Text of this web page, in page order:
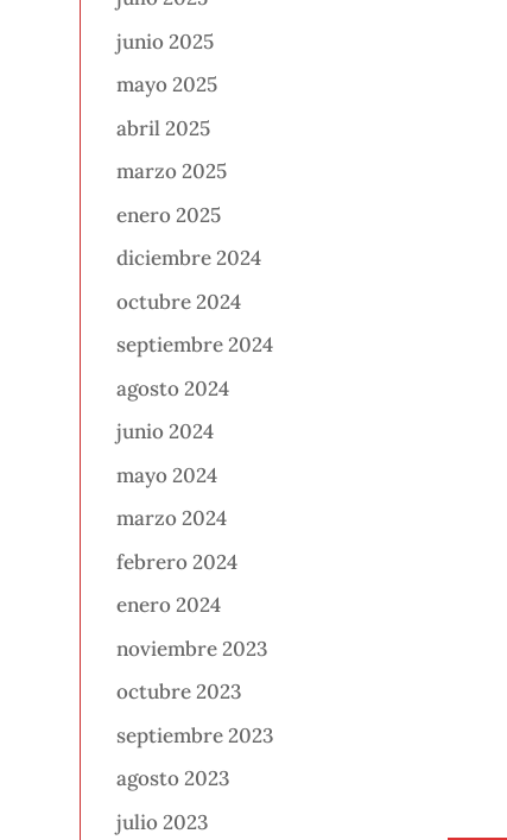
junio 2025
mayo 2025
abril 2025
marzo 2025
enero 2025
diciembre 2024
octubre 2024
septiembre 2024
agosto 2024
junio 2024
mayo 2024
marzo 2024
febrero 2024
enero 2024
noviembre 2023
octubre 2023
septiembre 2023
agosto 2023
julio 2023